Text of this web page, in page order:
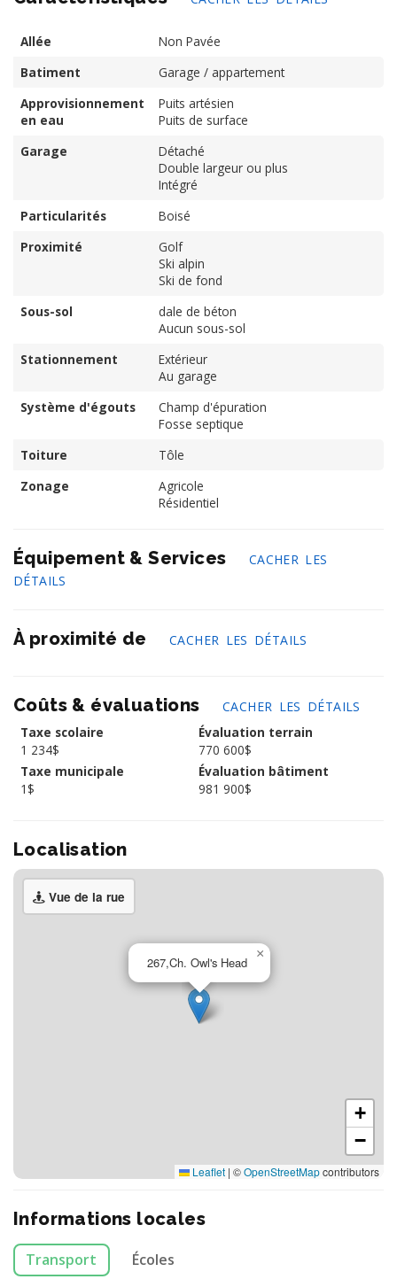
Allée
Non Pavée
Batiment
Garage / appartement
Approvisionnement
en eau
Puits artésien
Puits de surface
Garage
Détaché
Double largeur ou plus
Intégré
Particularités
Boisé
Proximité
Golf
Ski alpin
Ski de fond
Sous-sol
dale de béton
Aucun sous-sol
Stationnement
Extérieur
Au garage
Système d'égouts
Champ d'épuration
Fosse septique
Toiture
Tôle
Zonage
Agricole
Résidentiel
Équipement & Services
CACHER LES
DÉTAILS
À proximité de CACHER LES DÉTAILS
Coûts & évaluations
CACHER LES DÉTAILS
Taxe scolaire
1 234$
Taxe municipale
1$
Évaluation terrain
770 600$
Évaluation bâtiment
981 900$
Localisation
Vue de la rue
267,Ch. Owl's Head
×
+
−
Leaflet | ©OpenStreetMapcontributors
Informations locales
Transport Écoles